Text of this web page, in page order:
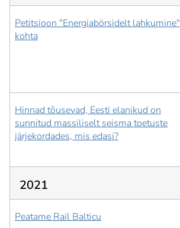
Petitsioon "Energiabörsidelt lahkumine"
kohta
Hinnad tõusevad, Eesti elanikud on
sunnitud massiliselt seisma toetuste
järjekordades, mis edasi?
2021
Peatame Rail Balticu